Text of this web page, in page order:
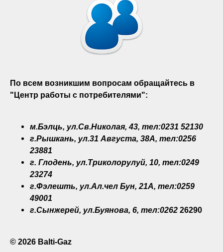
По всем возникшим вопросам обращайтесь в
"Центр работы с потребителями":
м.Бэлць, ул.Св.Николая, 43, тел:0231 52130
г.Рышкань, ул.31 Августа, 38A, тел:0256
23881
г. Глодень, ул.Триколорулуй, 10, тел:0249
23274
г.Фэлешть, ул.Ал.чел Бун, 21A, тел:0259
49001
г.Сынжерей, ул.Буянова, 6, тел:0262 26290
© 2026 Balti-Gaz